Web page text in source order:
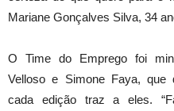
Mariane Gonçalves Silva, 34
O Time do Emprego foi
Velloso e Simone Faya, que
cada edição traz a eles.